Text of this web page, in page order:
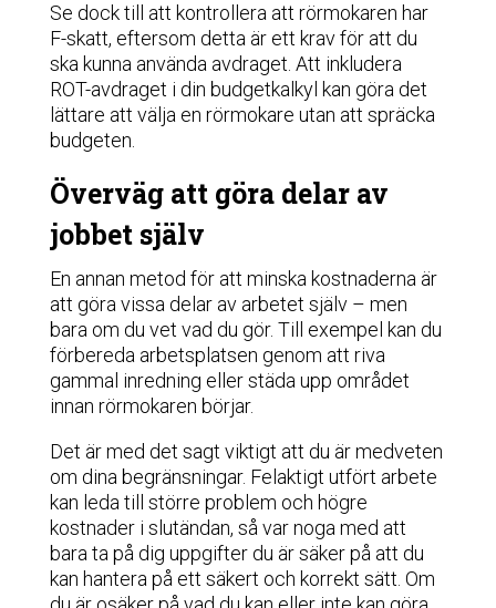
Se dock till att kontrollera att rörmokaren har
F-skatt, eftersom detta är ett krav för att du
ska kunna använda avdraget. Att inkludera
ROT-avdraget i din budgetkalkyl kan göra det
lättare att välja en rörmokare utan att spräcka
budgeten.
Överväg att göra delar av
jobbet själv
En annan metod för att minska kostnaderna är
att göra vissa delar av arbetet själv – men
bara om du vet vad du gör. Till exempel kan du
förbereda arbetsplatsen genom att riva
gammal inredning eller städa upp området
innan rörmokaren börjar.
Det är med det sagt viktigt att du är medveten
om dina begränsningar. Felaktigt utfört arbete
kan leda till större problem och högre
kostnader i slutändan, så var noga med att
bara ta på dig uppgifter du är säker på att du
kan hantera på ett säkert och korrekt sätt. Om